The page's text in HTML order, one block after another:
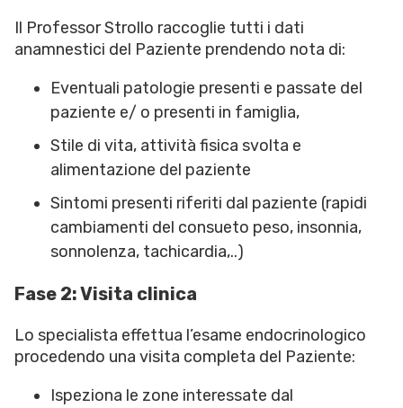
Il Professor Strollo raccoglie tutti i dati
anamnestici del Paziente prendendo nota di:
Eventuali patologie presenti e passate del
paziente e/ o presenti in famiglia,
Stile di vita, attività fisica svolta e
alimentazione del paziente
Sintomi presenti riferiti dal paziente (rapidi
cambiamenti del consueto peso, insonnia,
sonnolenza, tachicardia,..)
Fase 2: Visita clinica
Lo specialista effettua l’esame endocrinologico
procedendo una visita completa del Paziente:
Ispeziona le zone interessate dal